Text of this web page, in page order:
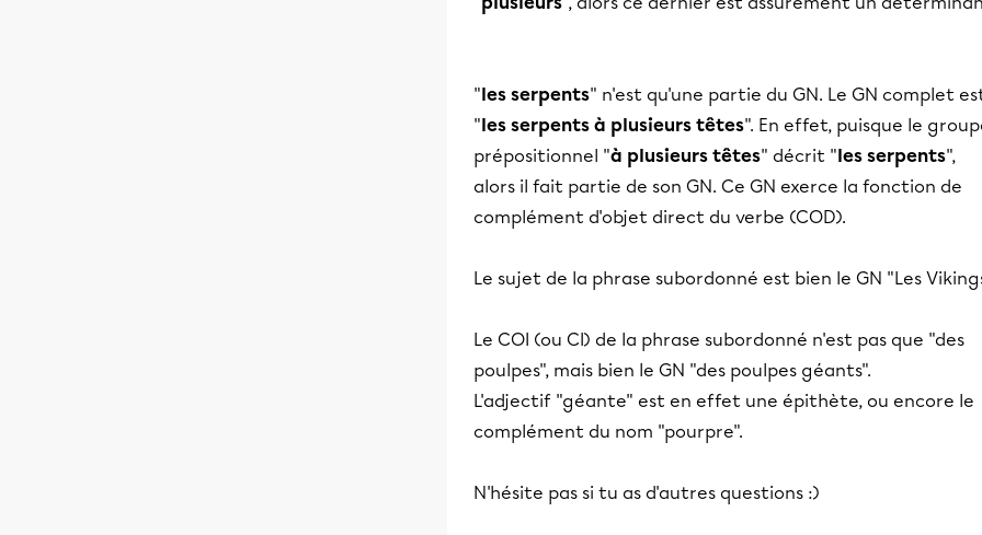
"les serpents" n'est qu'une partie du GN. Le GN complet
"les serpents à plusieurs têtes". En effet, puisque le
prépositionnel "à plusieurs têtes" décrit "les serpents",
alors il fait partie de son GN. Ce GN exerce la fonction de
complément d'objet direct du verbe (COD).
Le sujet de la phrase subordonné est bien le GN "Les
Le COI (ou CI) de la phrase subordonné n'est pas que "des
poulpes", mais bien le GN "des poulpes géants".
L'adjectif "géante" est en effet une épithète, ou encore le
complément du nom "pourpre".
N'hésite pas si tu as d'autres questions :)